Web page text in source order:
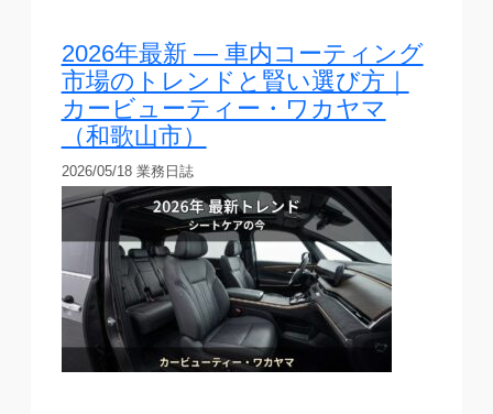
2026年最新 — 車内コーティング
市場のトレンドと賢い選び方｜
カービューティー・ワカヤマ
（和歌山市）
2026/05/18 業務日誌